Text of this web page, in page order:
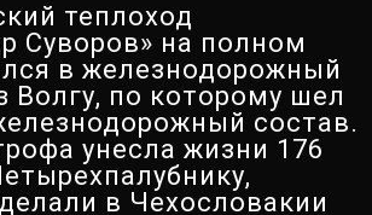
теплоход
Суворов» на полном
в железнодорожный
Волгу, по которому шел
состав.
унесла жизни 176
в Чехословакии